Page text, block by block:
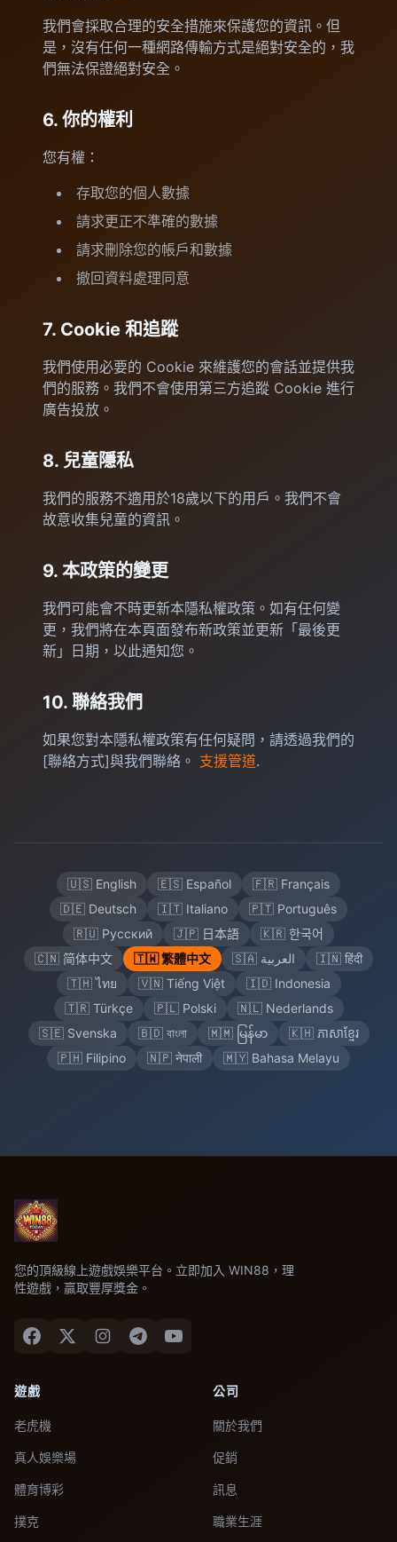
我們會採取合理的安全措施來保護您的資訊。但
是，沒有任何一種網路傳輸方式是絕對安全的，我
們無法保證絕對安全。
6. 你的權利
您有權：
存取您的個人數據
請求更正不準確的數據
請求刪除您的帳戶和數據
撤回資料處理同意
7. Cookie 和追蹤
我們使用必要的 Cookie 來維護您的會話並提供我
們的服務。我們不會使用第三方追蹤 Cookie 進行
廣告投放。
8. 兒童隱私
我們的服務不適用於18歲以下的用戶。我們不會
故意收集兒童的資訊。
9. 本政策的變更
我們可能會不時更新本隱私權政策。如有任何變
更，我們將在本頁面發布新政策並更新「最後更
新」日期，以此通知您。
10. 聯絡我們
如果您對本隱私權政策有任何疑問，請透過我們的
[聯絡方式]與我們聯絡。 支援管道.
🇺🇸 English 🇪🇸 Español
🇫🇷 Français
🇩🇪 Deutsch
🇮🇹 Italiano
🇵🇹 Português
🇷🇺 Русский
🇯🇵 日本語
🇰🇷 한국어
🇨🇳 简体中文
🇹🇼 繁體中文 🇸🇦 العربية
🇮🇳 हिंदी
🇹🇭 ไทย
🇻🇳 Tiếng Việt
🇮🇩 Indonesia
🇹🇷 Türkçe
🇵🇱 Polski
🇳🇱 Nederlands
🇸🇪 Svenska
🇧🇩 বাংলা 🇲🇲 မြန်မာ
🇰🇭 ភាសាខ្មែរ
🇵🇭 Filipino
🇳🇵 नेपाली 🇲🇾 Bahasa Melayu
您的頂級線上遊戲娛樂平台。立即加入 WIN88，理
性遊戲，贏取豐厚獎金。
遊戲
老虎機
真人娛樂場
體育博彩
撲克
公司
關於我們
促銷
訊息
職業生涯